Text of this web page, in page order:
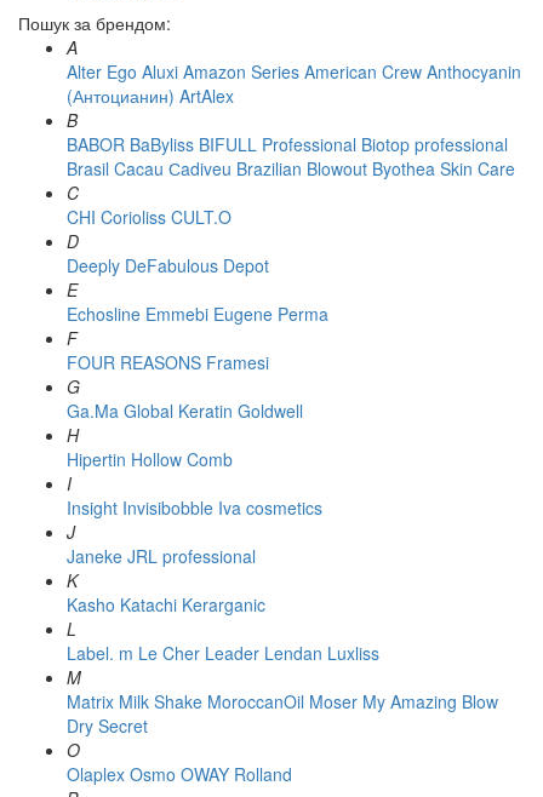
Пошук за брендом:
A
Alter Ego Aluxi Amazon Series American Crew Anthocyanin
(Антоцианин) ArtAlex
B
BABOR BaByliss BIFULL Professional Biotop professional
Brasil Cacau Сadiveu Brazilian Blowout Byothea Skin Care
C
CHI Corioliss CULT.O
D
Deeply DeFabulous Depot
E
Echosline Emmebi Eugene Perma
F
FOUR REASONS Framesi
G
Ga.Ma Global Keratin Goldwell
H
Hipertin Hollow Comb
I
Insight Invisibobble Iva cosmetics
J
Janeke JRL professional
K
Kasho Katachi Kerarganic
L
Label. m Le Cher Leader Lendan Luxliss
M
Matrix Milk Shake MoroccanOil Moser My Amazing Blow
Dry Secret
O
Olaplex Osmo OWAY Rolland